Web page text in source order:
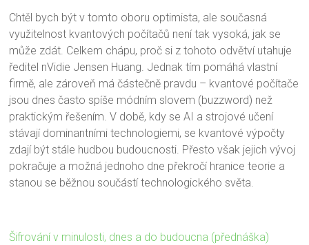
Chtěl bych být v tomto oboru optimista, ale současná
využitelnost kvantových počítačů není tak vysoká, jak se
může zdát. Celkem chápu, proč si z tohoto odvětví utahuje
ředitel nVidie Jensen Huang. Jednak tím pomáhá vlastní
firmě, ale zároveň má částečně pravdu – kvantové počítače
jsou dnes často spíše módním slovem (buzzword) než
praktickým řešením. V době, kdy se AI a strojové učení
stávají dominantními technologiemi, se kvantové výpočty
zdají být stále hudbou budoucnosti. Přesto však jejich vývoj
pokračuje a možná jednoho dne překročí hranice teorie a
stanou se běžnou součástí technologického světa.
Šifrování v minulosti, dnes a do budoucna (přednáška)